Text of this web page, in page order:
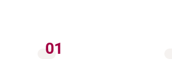
01